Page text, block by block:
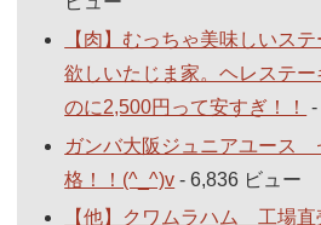
【肉】むっちゃ美味しいス
欲しいたじま家。ヘレステ
のに2,500円って安すぎ！！
-
ガンバ大阪ジュニアユース
格！！(^_^)v - 6,836 ビュー
【他】クワムラハム 工場